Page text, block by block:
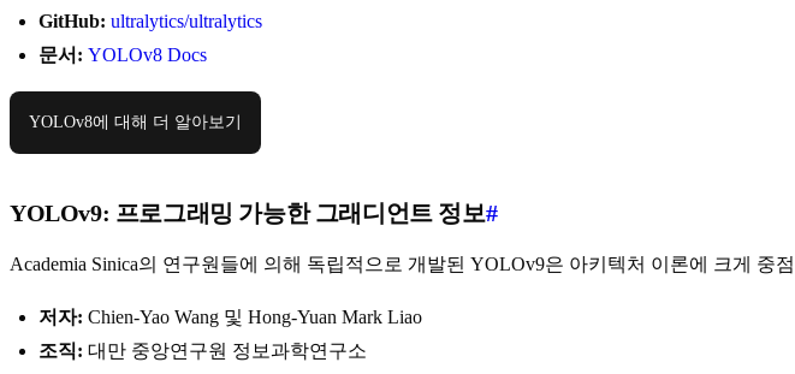
GitHub: ultralytics/ultralytics
문서: YOLOv8 Docs
YOLOv8에 대해 더 알아보기
YOLOv9: 프로그래밍 가능한 그래디언트 정보#
Academia Sinica의 연구원들에 의해 독립적으로 개발된 YOLOv9은 아키텍처 이론에 크게
저자: Chien-Yao Wang 및 Hong-Yuan Mark Liao
조직: 대만 중앙연구원 정보과학연구소